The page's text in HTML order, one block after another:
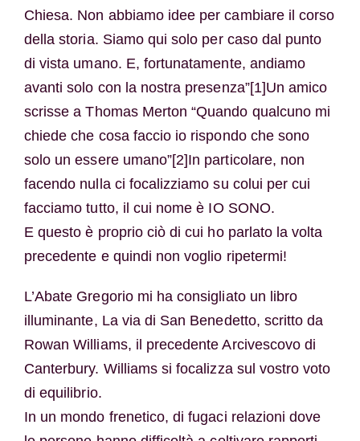
Chiesa. Non abbiamo idee per cambiare il corso
della storia. Siamo qui solo per caso dal punto
di vista umano. E, fortunatamente, andiamo
avanti solo con la nostra presenza”[1]Un amico
scrisse a Thomas Merton “Quando qualcuno mi
chiede che cosa faccio io rispondo che sono
solo un essere umano”[2]In particolare, non
facendo nulla ci focalizziamo su colui per cui
facciamo tutto, il cui nome è IO SONO.
E questo è proprio ciò di cui ho parlato la volta
precedente e quindi non voglio ripetermi!
L’Abate Gregorio mi ha consigliato un libro
illuminante, La via di San Benedetto, scritto da
Rowan Williams, il precedente Arcivescovo di
Canterbury. Williams si focalizza sul vostro voto
di equilibrio.
In un mondo frenetico, di fugaci relazioni dove